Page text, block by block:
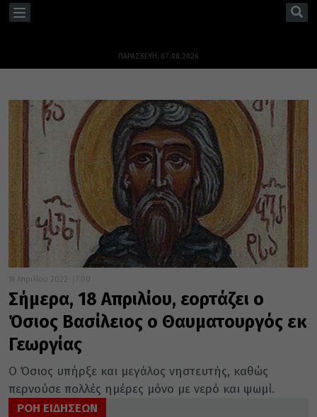
TOGGLE
ΠΑΡΑΣΚΕΥΉ, 07.08.2026
18 Απριλίου 2022 7:00
Σήμερα, 18 Απριλίου, εορτάζει ο
Όσιος Βασίλειος ο Θαυματουργός εκ
Γεωργίας
Ο Όσιος υπήρξε και μεγάλος νηστευτής, καθώς
περνούσε πολλές ημέρες μόνο με νερό και ψωμί.
ΡΟΗ ΕΙΔΗΣΕΩΝ